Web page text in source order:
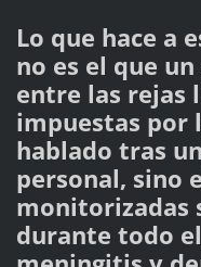
Lo que hace a
no es el que
entre las rejas
impuestas por
hablado tras
personal, sino
monitorizadas
durante todo